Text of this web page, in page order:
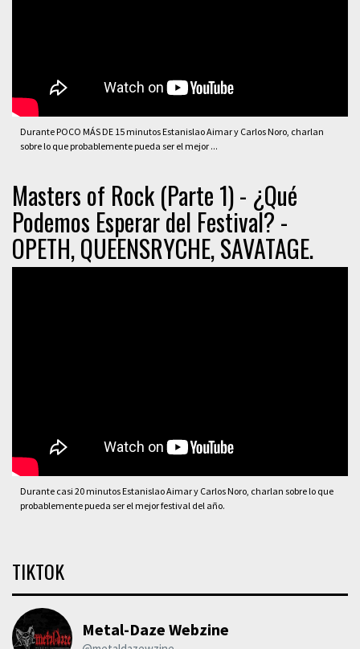
Durante POCO MÁS DE 15 minutos Estanislao Aimar y Carlos Noro, charlan
sobre lo que probablemente pueda ser el mejor ...
Masters of Rock (Parte 1) - ¿Qué
Podemos Esperar del Festival? -
OPETH, QUEENSRYCHE, SAVATAGE.
Durante casi 20 minutos Estanislao Aimar y Carlos Noro, charlan sobre lo que
probablemente pueda ser el mejor festival del año.
TIKTOK
Metal-Daze Webzine